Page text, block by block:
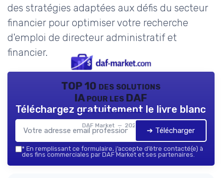
des stratégies adaptées aux défis du secteur
financier pour optimiser votre recherche
d'emploi de directeur administratif et
financier.
TOP 10 des solutions
IA pour les DAF
DAF Market — 2026
Téléchargez gratuitement le livre blanc
➔ Télécharger
* En remplissant ce formulaire, j’accepte d’être contacté(e) à
des fins commerciales par DAF Market et ses partenaires.